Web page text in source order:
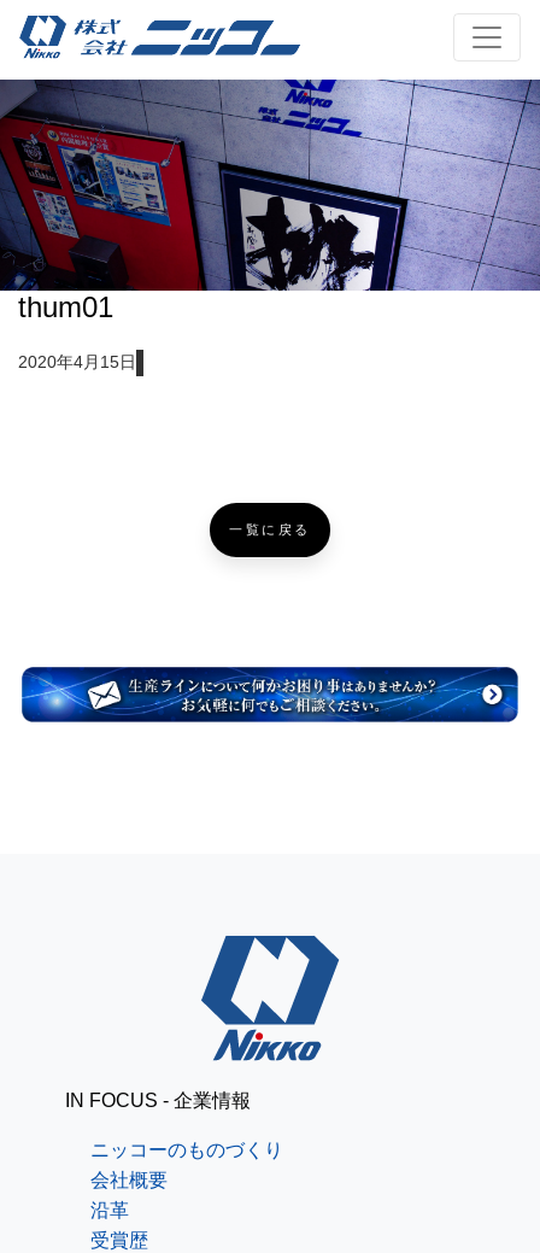
thum01
2020年4月15日
一覧に戻る
IN FOCUS - 企業情報
ニッコーのものづくり
会社概要
沿革
受賞歴